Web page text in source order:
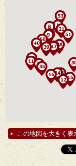
この地図を大きく表